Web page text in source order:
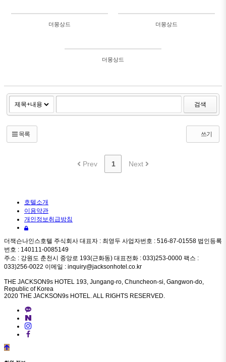
137761 564
더몽상드
506
더몽상드
더몽상드
검색
목록 쓰기
Prev 1 Next
호텔소개
이용약관
개인정보취급방침
더잭슨나인스호텔 주식회사 대표자 : 최영두 사업자번호 : 516-87-01558 법인등록
번호 : 140111-0085149
주소 : 강원도 춘천시 중앙로 193(근화동) 대표전화 : 033)253-0000 팩스 :
033)256-0022 이메일 : inquiry@jacksonhotel.co.kr
THE JACKSON9s HOTEL 193, Jungang-ro, Chuncheon-si, Gangwon-do,
Republic of Korea
2020 THE JACKSON9s HOTEL. ALL RIGHTS RESERVED.
©